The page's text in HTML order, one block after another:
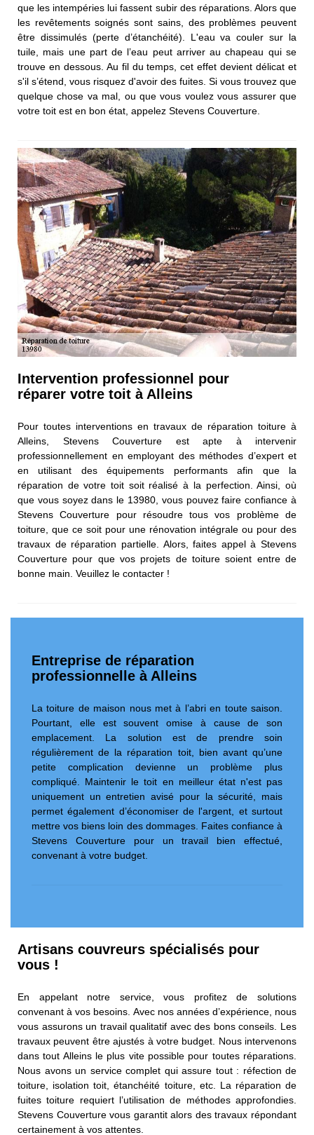
que les intempéries lui fassent subir des réparations. Alors que
les revêtements soignés sont sains, des problèmes peuvent
être dissimulés (perte d’étanchéité). L'eau va couler sur la
tuile, mais une part de l’eau peut arriver au chapeau qui se
trouve en dessous. Au fil du temps, cet effet devient délicat et
s'il s’étend, vous risquez d'avoir des fuites. Si vous trouvez que
quelque chose va mal, ou que vous voulez vous assurer que
votre toit est en bon état, appelez Stevens Couverture.
Intervention professionnel pour
réparer votre toit à Alleins
Pour toutes interventions en travaux de réparation toiture à
Alleins, Stevens Couverture est apte à intervenir
professionnellement en employant des méthodes d’expert et
en utilisant des équipements performants afin que la
réparation de votre toit soit réalisé à la perfection. Ainsi, où
que vous soyez dans le 13980, vous pouvez faire confiance à
Stevens Couverture pour résoudre tous vos problème de
toiture, que ce soit pour une rénovation intégrale ou pour des
travaux de réparation partielle. Alors, faites appel à Stevens
Couverture pour que vos projets de toiture soient entre de
bonne main. Veuillez le contacter !
Entreprise de réparation
professionnelle à Alleins
La toiture de maison nous met à l’abri en toute saison.
Pourtant, elle est souvent omise à cause de son
emplacement. La solution est de prendre soin
régulièrement de la réparation toit, bien avant qu’une
petite complication devienne un problème plus
compliqué. Maintenir le toit en meilleur état n'est pas
uniquement un entretien avisé pour la sécurité, mais
permet également d’économiser de l'argent, et surtout
mettre vos biens loin des dommages. Faites confiance à
Stevens Couverture pour un travail bien effectué,
convenant à votre budget.
Artisans couvreurs spécialisés pour
vous !
En appelant notre service, vous profitez de solutions
convenant à vos besoins. Avec nos années d’expérience, nous
vous assurons un travail qualitatif avec des bons conseils. Les
travaux peuvent être ajustés à votre budget. Nous intervenons
dans tout Alleins le plus vite possible pour toutes réparations.
Nous avons un service complet qui assure tout : réfection de
toiture, isolation toit, étanchéité toiture, etc. La réparation de
fuites toiture requiert l’utilisation de méthodes approfondies.
Stevens Couverture vous garantit alors des travaux répondant
certainement à vos attentes.